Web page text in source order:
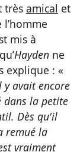
très amical et
l’homme
mis à
Hayden ne
explique : «
avait encore
dans la petite
Dès qu'il
remué la
vraiment